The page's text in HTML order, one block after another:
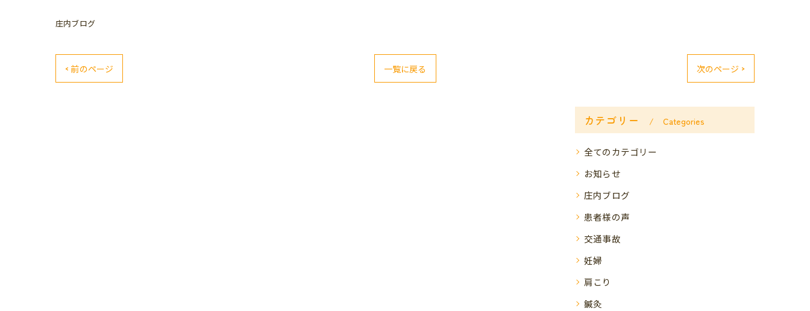
庄内ブログ
< 前のページ 一覧に戻る 次のページ >
カテゴリー Categories
全てのカテゴリー
お知らせ
庄内ブログ
患者様の声
交通事故
妊婦
肩こり
鍼灸